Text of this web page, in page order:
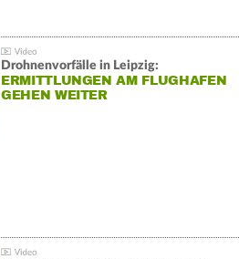
Drohnenvorfälle in Leipzig:
ERMITTLUNGEN AM FLUGHAFEN
GEHEN WEITER